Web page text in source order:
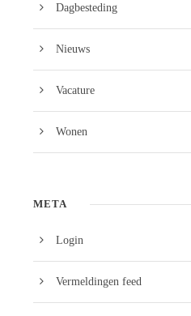
Dagbesteding
Nieuws
Vacature
Wonen
META
Login
Vermeldingen feed